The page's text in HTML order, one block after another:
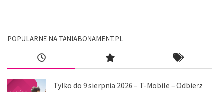
POPULARNE NA TANIABONAMENT.PL
Tylko do 9 sierpnia 2026 – T-Mobile – Odbierz